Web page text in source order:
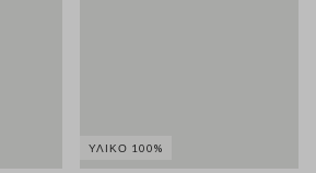
ΥΛΙΚΌ 100%